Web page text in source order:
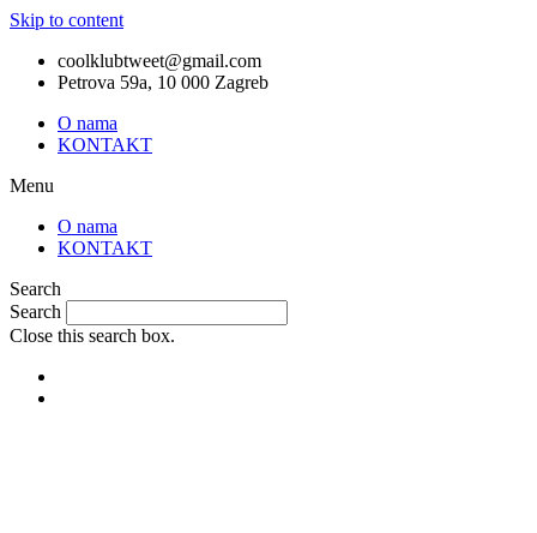
Skip to content
coolklubtweet@gmail.com
Petrova 59a, 10 000 Zagreb
O nama
KONTAKT
Menu
O nama
KONTAKT
Search
Search
Close this search box.